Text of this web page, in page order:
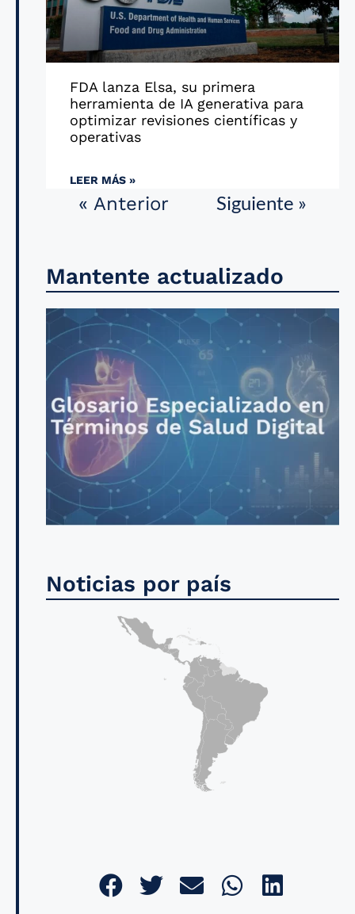
FDA lanza Elsa, su primera
herramienta de IA generativa para
optimizar revisiones científicas y
operativas
LEER MÁS »
« Anterior Siguiente »
Mantente actualizado
Noticias por país